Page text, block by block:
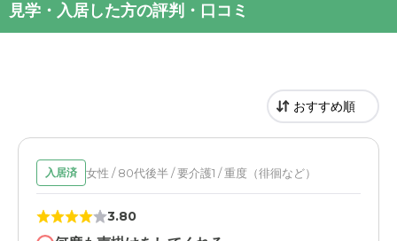
見学・入居した方の評判・口コミ
入居済 女性 / 80代後半 / 要介護1 / 重度（徘徊など）
3.80